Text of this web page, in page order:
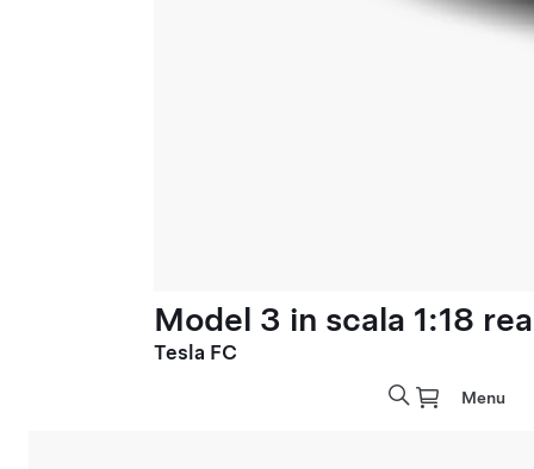
Model 3 in scala 1:18
Tesla FC
Menu